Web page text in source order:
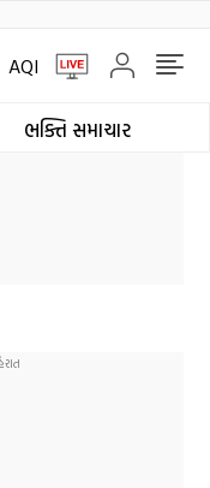
AQI
ભક્તિ સમાચાર